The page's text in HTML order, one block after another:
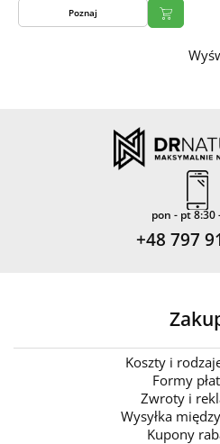
Poznaj
pon - pt 8:30
+48 797
Koszty i
Formy
Zwroty i
Wysyłka
Kupony